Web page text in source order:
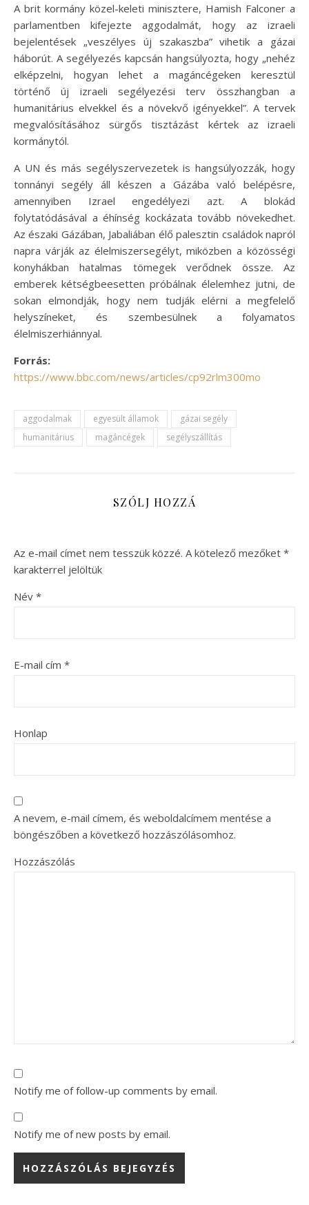
A brit kormány közel-keleti minisztere, Hamish Falconer a
parlamentben kifejezte aggodalmát, hogy az izraeli
bejelentések „veszélyes új szakaszba” vihetik a gázai
háborút. A segélyezés kapcsán hangsúlyozta, hogy „nehéz
elképzelni, hogyan lehet a magáncégeken keresztül
történő új izraeli segélyezési terv összhangban a
humanitárius elvekkel és a növekvő igényekkel”. A tervek
megvalósításához sürgős tisztázást kértek az izraeli
kormánytól.
A UN és más segélyszervezetek is hangsúlyozzák, hogy
tonnányi segély áll készen a Gázába való belépésre,
amennyiben Izrael engedélyezi azt. A blokád
folytatódásával a éhínség kockázata tovább növekedhet.
Az északi Gázában, Jabaliában élő palesztin családok napról
napra várják az élelmiszersegélyt, miközben a közösségi
konyhákban hatalmas tömegek verődnek össze. Az
emberek kétségbeesetten próbálnak élelemhez jutni, de
sokan elmondják, hogy nem tudják elérni a megfelelő
helyszíneket, és szembesülnek a folyamatos
élelmiszerhiánnyal.
Forrás:
https://www.bbc.com/news/articles/cp92rlm300mo
aggodalmak egyesült államok
gázai segély
humanitárius
magáncégek segélyszállítás
SZÓLJ HOZZÁ
Az e-mail címet nem tesszük közzé. A kötelező mezőket *
karakterrel jelöltük
Név *
E-mail cím *
Honlap
A nevem, e-mail címem, és weboldalcímem mentése a
böngészőben a következő hozzászólásomhoz.
Hozzászólás
Notify me of follow-up comments by email.
Notify me of new posts by email.